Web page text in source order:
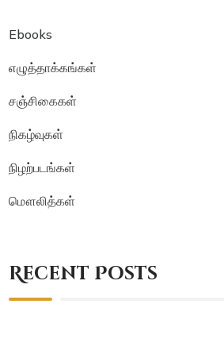
Ebooks
எழுத்தாக்கங்கள்
சஞ்சிகைகள்
நிகழ்வுகள்
நிழற்படங்கள்
மௌலித்கள்
Recent Posts